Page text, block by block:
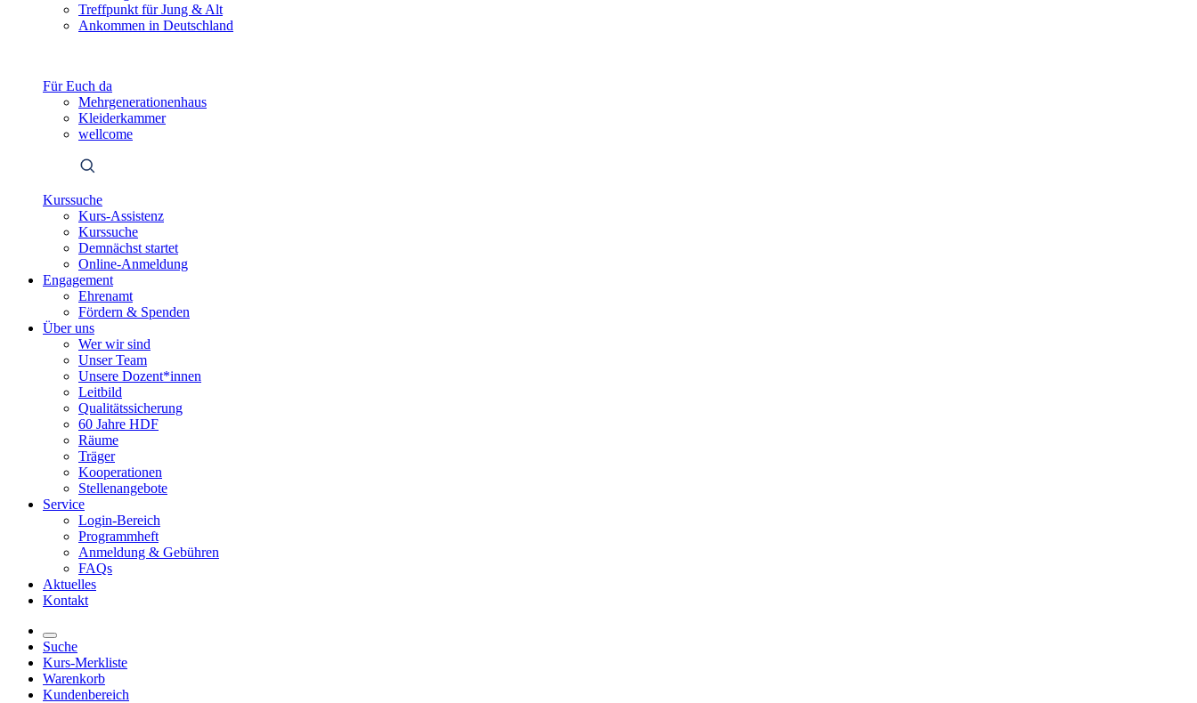
Treffpunkt für Jung & Alt
Ankommen in Deutschland
Für Euch da
Mehrgenerationenhaus
Kleiderkammer
wellcome
Kurssuche
Kurs-Assistenz
Kurssuche
Demnächst startet
Online-Anmeldung
Engagement
Ehrenamt
Fördern & Spenden
Über uns
Wer wir sind
Unser Team
Unsere Dozent*innen
Leitbild
Qualitätssicherung
60 Jahre HDF
Räume
Träger
Kooperationen
Stellenangebote
Service
Login-Bereich
Programmheft
Anmeldung & Gebühren
FAQs
Aktuelles
Kontakt
Suche
Kurs-Merkliste
Warenkorb
Kundenbereich